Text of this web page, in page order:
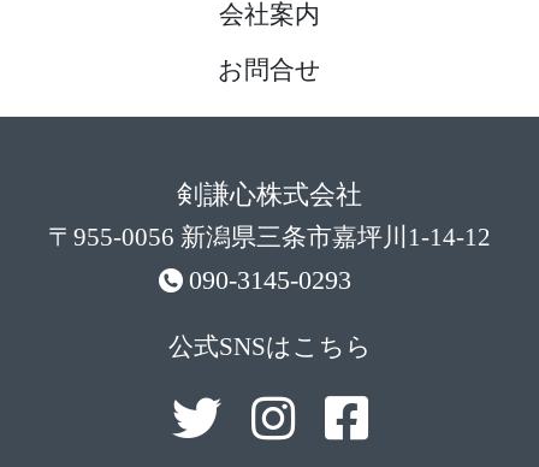
会社案内
お問合せ
剣謙心株式会社
〒955-0056 新潟県三条市嘉坪川1-14-12
090-3145-0293
公式SNSはこちら